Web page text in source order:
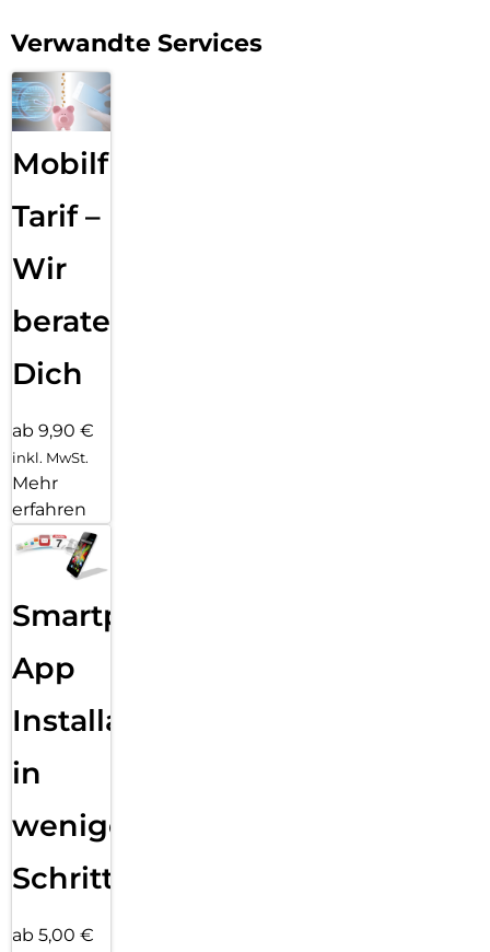
großen Sprung der Galaxy AI.
Verwandte Services
Mobilfunk
Tarif –
Wir
beraten
Dich
ab 9,90 €
inkl. MwSt.
Mehr
erfahren
Smartphone
App
Installation
in
wenigen
Schritten
ab 5,00 €